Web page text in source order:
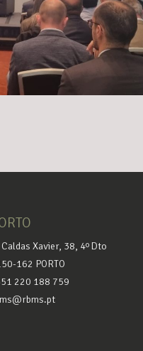
Caldas Xavier, 38, 4º Dto
162 PORTO
220 188 759